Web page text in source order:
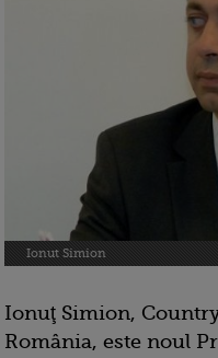
Ionut Simion
Ionuţ Simion,
România, este noul